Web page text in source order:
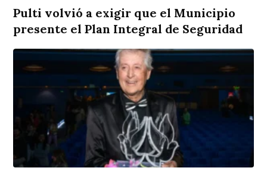
Pulti volvió a exigir que el Municipio
presente el Plan Integral de Seguridad